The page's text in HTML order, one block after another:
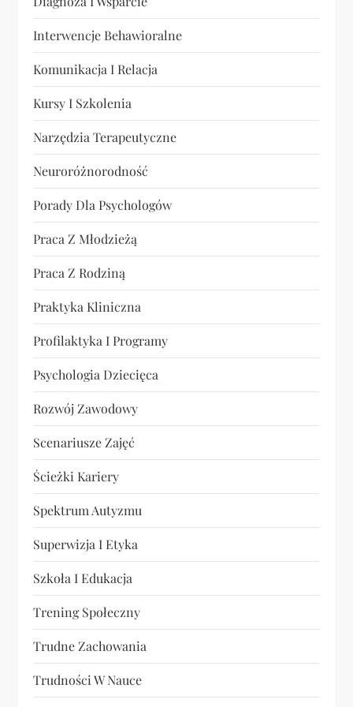
Interwencje Behawioralne
Komunikacja I Relacja
Kursy I Szkolenia
Narzędzia Terapeutyczne
Neuroróżnorodność
Porady Dla Psychologów
Praca Z Młodzieżą
Praca Z Rodziną
Praktyka Kliniczna
Profilaktyka I Programy
Psychologia Dziecięca
Rozwój Zawodowy
Scenariusze Zajęć
Ścieżki Kariery
Spektrum Autyzmu
Superwizja I Etyka
Szkoła I Edukacja
Trening Społeczny
Trudne Zachowania
Trudności W Nauce